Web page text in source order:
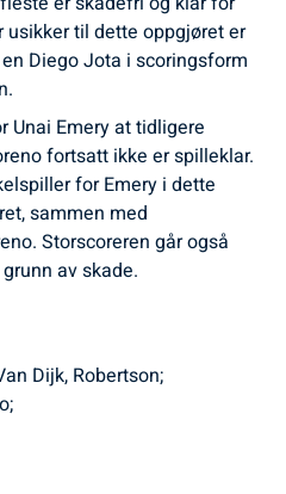
usikker til dette oppgjøret er
Diego Jota i scoringsform
Unai Emery at tidligere
fortsatt ikke er spilleklar.
for Emery i dette
sammen med
Storscoreren går også
av skade.
Dijk, Robertson;